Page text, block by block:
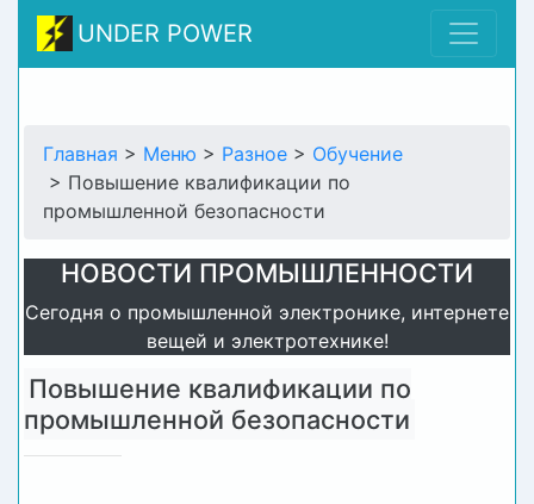
UNDER POWER
Главная > Меню > Разное > Обучение
> Повышение квалификации по
промышленной безопасности
НОВОСТИ ПРОМЫШЛЕННОСТИ
Сегодня о промышленной электронике, интернете
вещей и электротехнике!
Повышение квалификации по
промышленной безопасности